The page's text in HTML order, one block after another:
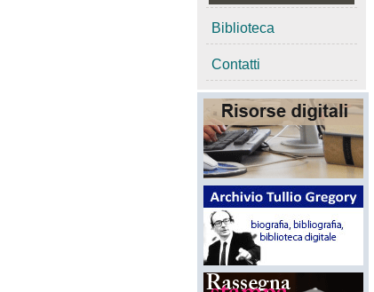
Biblioteca
Contatti